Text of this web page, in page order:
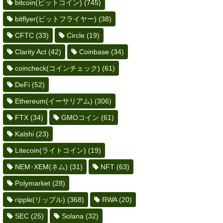
bitcoin(ビットコイン) (745)
bitflyer(ビットフライヤー) (38)
CFTC (33) Circle (19)
Clarity Act (42) Coinbase (34)
coincheck(コインチェック) (61)
DeFi (52)
Ethereum(イーサリアム) (306)
FTX (34) GMOコイン (61)
Kalshi (23)
Litecoin(ライトコイン) (19)
NEM･XEM(ネム) (31) NFT (63)
Polymarket (28)
ripple(リップル) (368) RWA(20)
SEC (25) Solana (32)